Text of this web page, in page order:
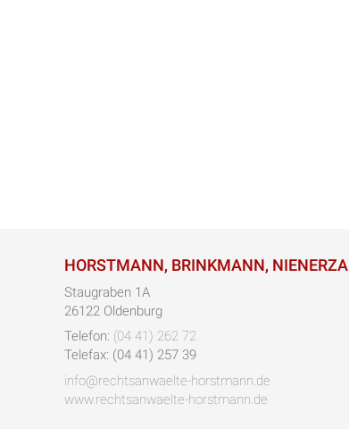
HORSTMANN, BRINKMANN, NIENERZA
Staugraben 1A
26122 Oldenburg
Telefon: (04 41) 262 72
Telefax: (04 41) 257 39
info@rechtsanwaelte-horstmann.de
www.rechtsanwaelte-horstmann.de